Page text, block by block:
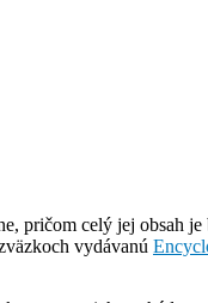
pričom celý jej obsah
vydávanú